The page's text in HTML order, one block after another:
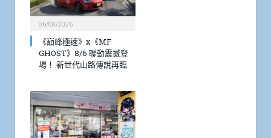
06/08/2026
《巔峰極速》x《MF
GHOST》8/6 聯動震撼登
場！ 新世代山路傳說再臨